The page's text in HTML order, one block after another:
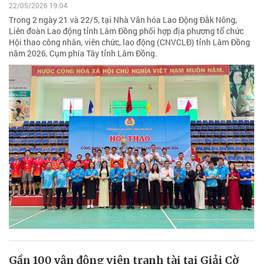
22/05/2026 19:04
Trong 2 ngày 21 và 22/5, tại Nhà Văn hóa Lao Động Đắk Nông,
Liên đoàn Lao động tỉnh Lâm Đồng phối hợp địa phương tổ chức
Hội thao công nhân, viên chức, lao động (CNVCLĐ) tỉnh Lâm Đồng
năm 2026, Cụm phía Tây tỉnh Lâm Đồng.
Gần 100 vận động viên tranh tài tại Giải Cờ